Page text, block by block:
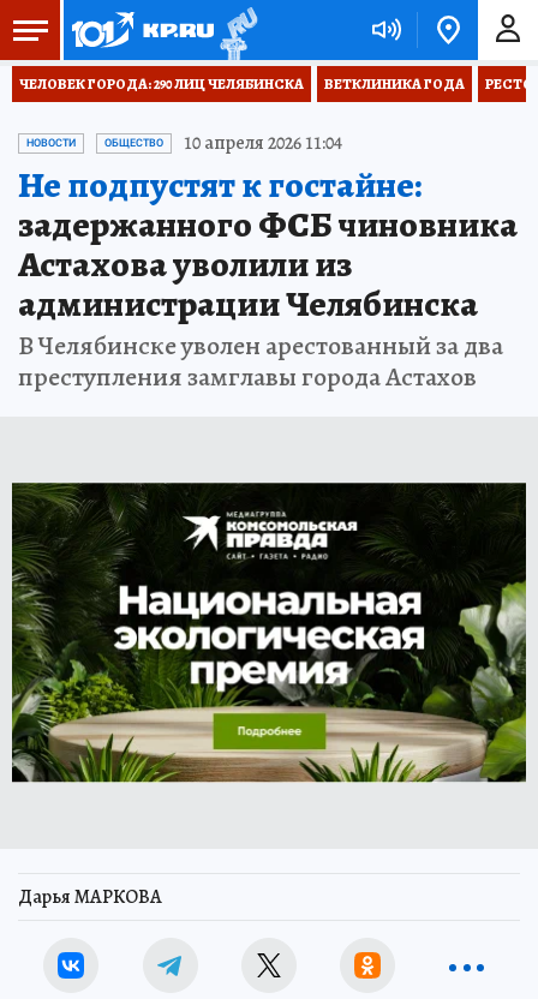
ЧЕЛОВЕК ГОРОДА: 290 ЛИЦ ЧЕЛЯБИНСКА ВЕТКЛИНИКА ГОДА
НОВОСТИ ОБЩЕСТВО 10 апреля 2026 11:04
Не подпустят к гостайне:
задержанного ФСБ чиновника
Астахова уволили из
администрации Челябинска
В Челябинске уволен арестованный за два
преступления замглавы города Астахов
Дарья МАРКОВА